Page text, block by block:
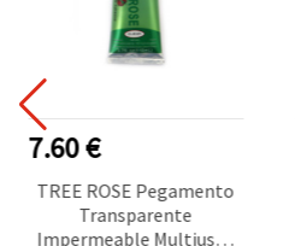
7.60 €
TREE ROSE Pegamento
Transparente
Impermeable Multiusos